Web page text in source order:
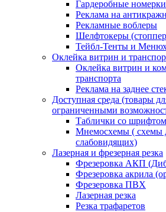
Гардеробные
Реклама на
Рекламные воблеры
Шелфтокеры
Тейбл-Тенты и
Оклейка витрин и
Оклейка витрин и
транспорта
Реклама на заднее
Доступная среда (товары
ограниченными
Таблички со
Мнемосхемы ( схемы
слабовидящих)
Лазерная и фрезерная резка
Фрезеровка АКП
Фрезеровка акрила
Фрезеровка ПВХ
Лазерная резка
Резка трафаретов